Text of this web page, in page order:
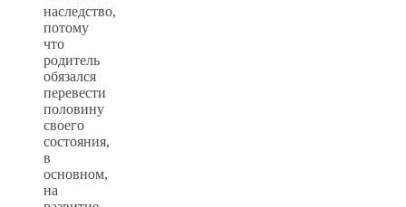
наследство,
потому
что
родитель
обязался
перевести
половину
своего
состояния,
в
основном,
на